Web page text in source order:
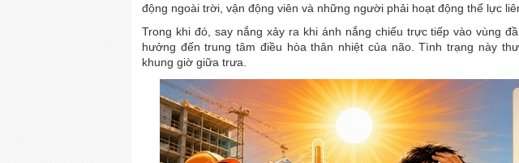
động ngoài trời, vận động viên và những người phải hoạt động thể lực
Trong khi đó, say nắng xảy ra khi ánh nắng chiếu trực tiếp vào vùng
hưởng đến trung tâm điều hòa thân nhiệt của não. Tình trạng này
khung giờ giữa trưa.